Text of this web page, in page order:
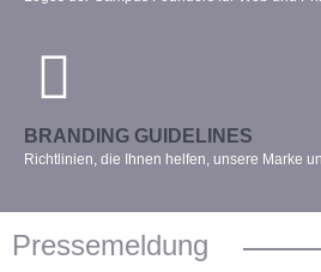
BRANDING GUIDELINES
Richtlinien, die Ihnen helfen, unsere Marke
Pressemeldung